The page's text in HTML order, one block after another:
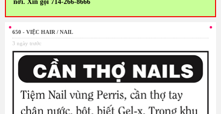
nơi. Xin gọi 714-266-8666
650 - VIỆC HAIR / NAIL
3 ngày trước